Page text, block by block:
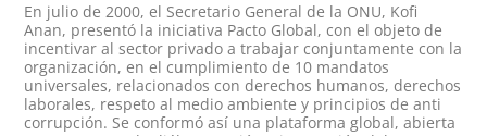
En julio de 2000, el Secretario General de la ONU, Kofi
Anan, presentó la iniciativa Pacto Global, con el objeto de
incentivar al sector privado a trabajar conjuntamente con la
organización, en el cumplimiento de 10 mandatos
universales, relacionados con derechos humanos, derechos
laborales, respeto al medio ambiente y principios de anti
corrupción. Se conformó así una plataforma global, abierta